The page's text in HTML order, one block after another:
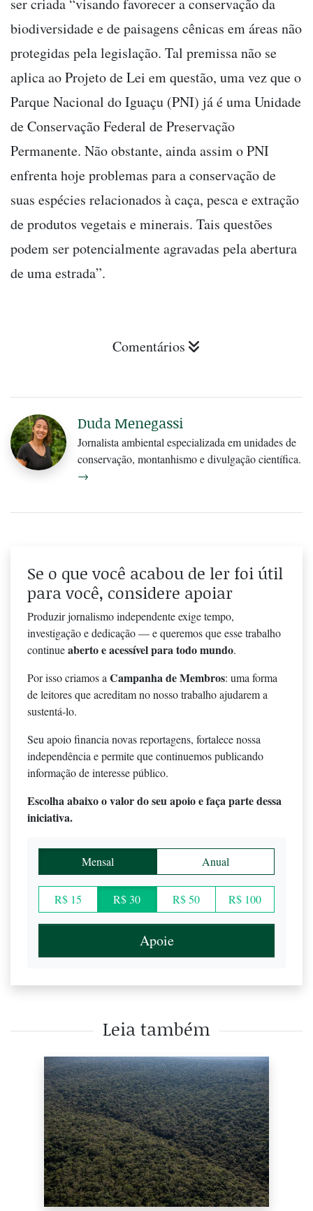
ser criada “visando favorecer a conservação da
biodiversidade e de paisagens cênicas em áreas não
protegidas pela legislação. Tal premissa não se
aplica ao Projeto de Lei em questão, uma vez que o
Parque Nacional do Iguaçu (PNI) já é uma Unidade
de Conservação Federal de Preservação
Permanente. Não obstante, ainda assim o PNI
enfrenta hoje problemas para a conservação de
suas espécies relacionados à caça, pesca e extração
de produtos vegetais e minerais. Tais questões
podem ser potencialmente agravadas pela abertura
de uma estrada”.
Comentários
Duda Menegassi
Jornalista ambiental especializada em unidades de
conservação, montanhismo e divulgação científica.
→
Se o que você acabou de ler foi útil
para você, considere apoiar
Produzir jornalismo independente exige tempo,
investigação e dedicação — e queremos que esse trabalho
continueaberto e acessível para todo mundo.
Por isso criamos a Campanha de Membros: uma forma
de leitores que acreditam no nosso trabalho ajudarem a
sustentá-lo.
Seu apoio financia novas reportagens, fortalece nossa
independência e permite que continuemos publicando
informação de interesse público.
Escolha abaixo o valor do seu apoio e faça parte dessa
iniciativa.
Mensal Anual
R$ 15 R$ 30 R$ 50 R$ 100
Apoie
Leia também